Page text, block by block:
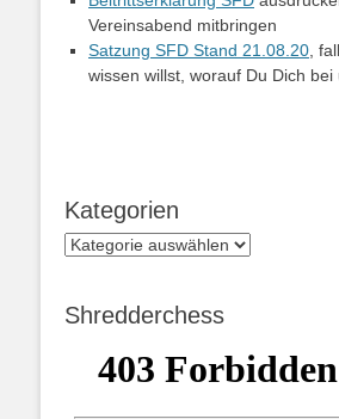
Vereinsabend mitbringen
Satzung SFD Stand 21.08.20 ,
wissen willst, worauf Du Dich bei
Kategorien
Kategorien
Shredderchess